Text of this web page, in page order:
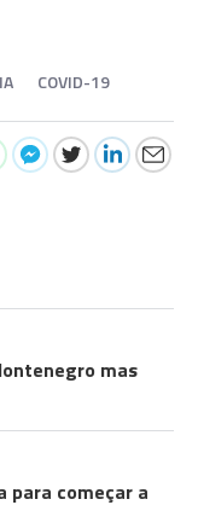
COVID-19
mas
para começar a